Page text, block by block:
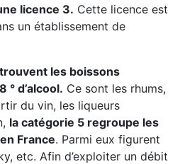
licence 3. Cette licence est
un établissement de
les boissons
° d’alcool. Ce sont les rhums,
du vin, les liqueurs
la catégorie 5 regroupe les
France. Parmi eux figurent
etc. Afin d’exploiter un débit